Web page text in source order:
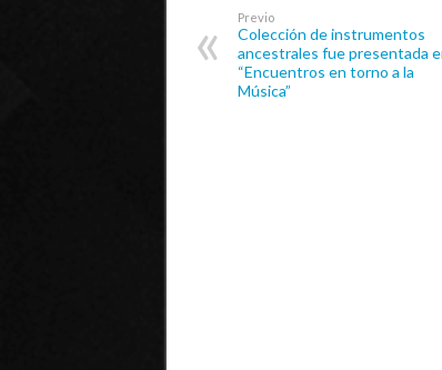
Previo
Colección de instrumentos
ancestrales fue presentada
“Encuentros en torno a la
Música”